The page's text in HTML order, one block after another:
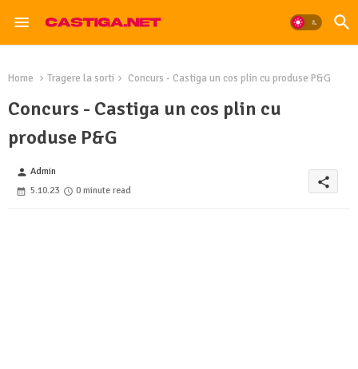
Home Tragere la sorti Concurs - Castiga un cos plin cu produse P&G
Concurs - Castiga un cos plin cu
produse P&G
person Admin
5.10.23
0 minute read
share